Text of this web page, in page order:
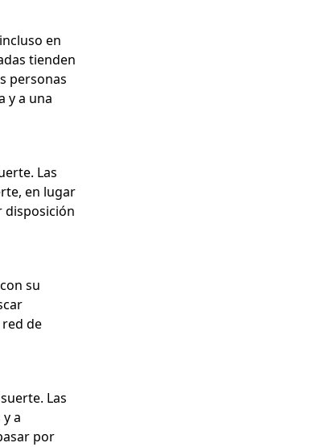
en
tienden
personas
y a una
Las
en lugar
disposición
su
de
Las
a
por